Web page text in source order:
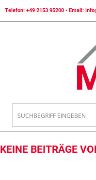
Telefon: +49 2153 95200 • Email:
KEINE BEITRÄGE